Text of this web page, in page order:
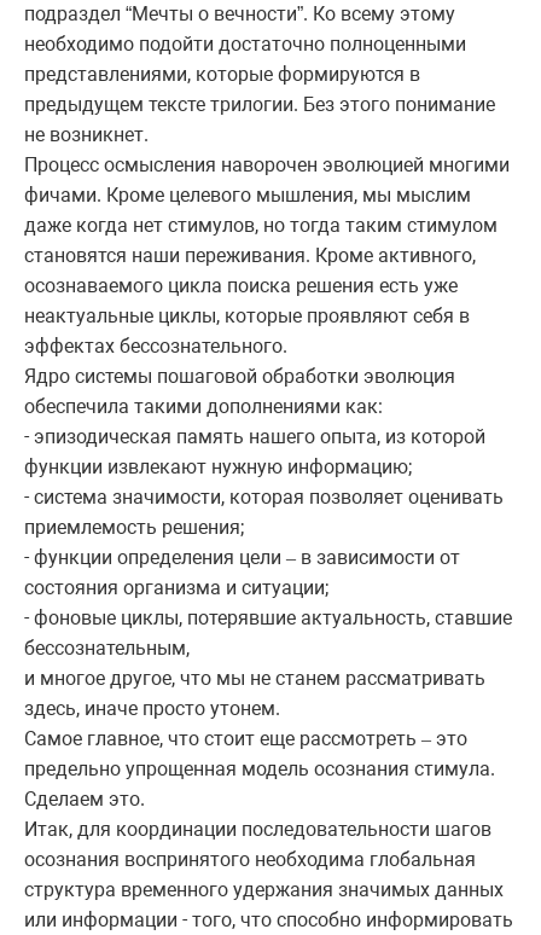
подраздел “Мечты о вечности”. Ко всему этому
необходимо подойти достаточно полноценными
представлениями, которые формируются в
предыдущем тексте трилогии. Без этого понимание
не возникнет.
Процесс осмысления наворочен эволюцией многими
фичами. Кроме целевого мышления, мы мыслим
даже когда нет стимулов, но тогда таким стимулом
становятся наши переживания. Кроме активного,
осознаваемого цикла поиска решения есть уже
неактуальные циклы, которые проявляют себя в
эффектах бессознательного.
Ядро системы пошаговой обработки эволюция
обеспечила такими дополнениями как:
- эпизодическая память нашего опыта, из которой
функции извлекают нужную информацию;
- система значимости, которая позволяет оценивать
приемлемость решения;
- функции определения цели – в зависимости от
состояния организма и ситуации;
- фоновые циклы, потерявшие актуальность, ставшие
бессознательным,
и многое другое, что мы не станем рассматривать
здесь, иначе просто утонем.
Самое главное, что стоит еще рассмотреть – это
предельно упрощенная модель осознания стимула.
Сделаем это.
Итак, для координации последовательности шагов
осознания воспринятого необходима глобальная
структура временного удержания значимых данных
или информации - того, что способно информировать